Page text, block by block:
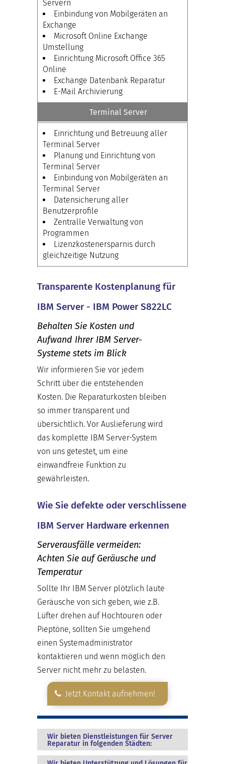
Servern
Einbindung von Mobilgeräten an
Exchange
Microsoft Online Exchange
Umstellung
Einrichtung Microsoft Office 365
Online
Exchange Datenbank Reparatur
E-Mail Archivierung
Terminal Server
Einrichtung und Betreuung aller
Terminal Server
Planung und Einrichtung von
Terminal Server
Einbindung von Mobilgeräten an
Terminal Server
Datensicherung aller
Benutzerprofile
Zentralle Verwaltung von
Programmen
Lizenzkostenersparnis durch
gleichzeitige Nutzung
Transparente Kostenplanung für
IBM Server - IBM Power S822LC
Behalten Sie Kosten und
Aufwand Ihrer IBM Server-
Systeme stets im Blick
Wir informieren Sie vor jedem
Schritt über die entstehenden
Kosten. Die Reparaturkosten bleiben
so immer transparent und
übersichtlich. Vor Auslieferung wird
das komplette IBM Server-System
von uns getestet, um eine
einwandfreie Funktion zu
gewährleisten.
Wie Sie defekte oder verschlissene
IBM Server Hardware erkennen
Serverausfälle vermeiden:
Achten Sie auf Geräusche und
Temperatur
Sollte Ihr IBM Server plötzlich laute
Geräusche von sich geben, wie z.B.
Lüfter drehen auf Hochtouren oder
Pieptöne, sollten Sie umgehend
einen Systemadministrator
kontaktieren und wenn möglich den
Server nicht mehr zu belasten.
Jetzt Kontakt aufnehmen!
Wir bieten Dienstleistungen für Server
Reparatur in folgenden Städten: